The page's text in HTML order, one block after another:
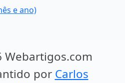
e ano)
Webartigos.com
por Carlos